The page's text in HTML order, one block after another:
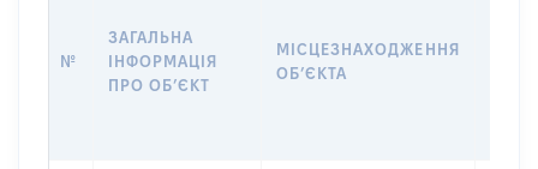
№
ЗАГАЛЬНА
ІНФОРМАЦІЯ
ПРО ОБʼЄКТ
МІСЦЕЗНАХОДЖЕННЯ
ОБʼЄКТА